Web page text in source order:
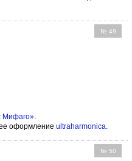
№ 49
Мифаго».
оформление ultraharmonica.
№ 50